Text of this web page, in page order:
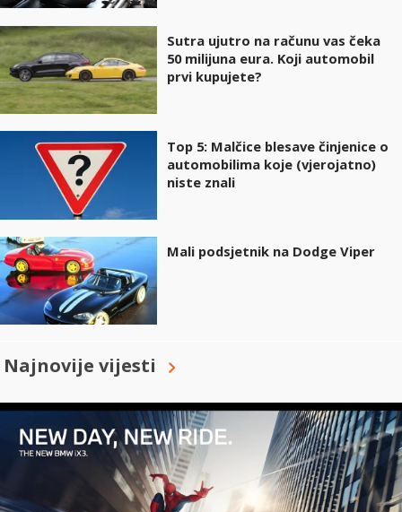
Sutra ujutro na računu vas čeka
50 milijuna eura. Koji automobil
prvi kupujete?
Top 5: Malčice blesave činjenice o
automobilima koje (vjerojatno)
niste znali
Mali podsjetnik na Dodge Viper
Najnovije vijesti